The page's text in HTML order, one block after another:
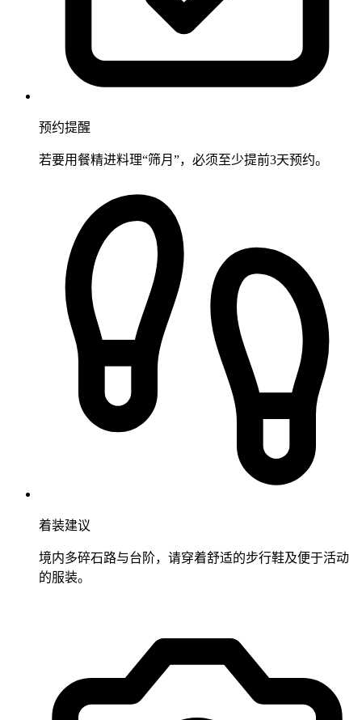
预约提醒
若要用餐精进料理“筛月”，必须至少提前3天预约。
着装建议
境内多碎石路与台阶，请穿着舒适的步行鞋及便于活动
的服装。